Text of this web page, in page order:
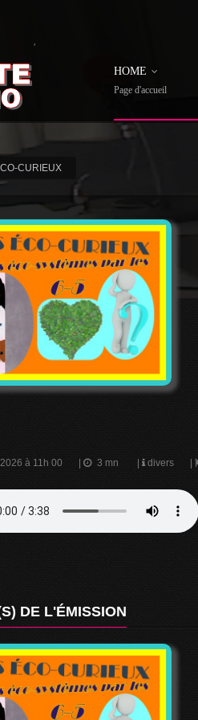
'
HOME
Page d'accueil
CURIEUX
à 11h 00 3 mn divers
DE L'ÉMISSION